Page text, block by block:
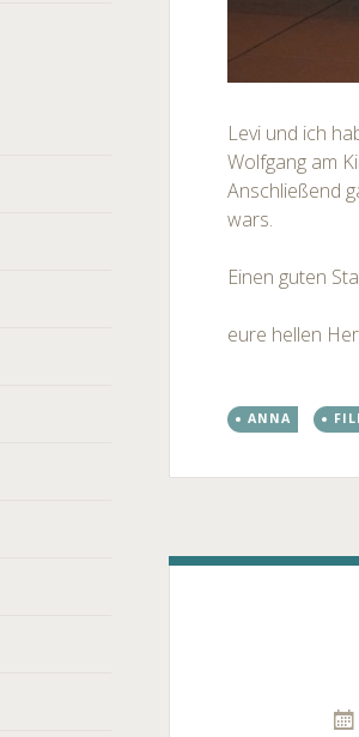
Levi und ich
Wolfgang am
Anschließend
wars.
Einen guten
eure hellen
ANNA